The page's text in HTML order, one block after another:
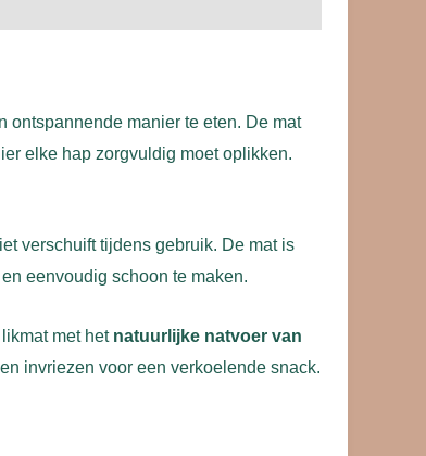
ontspannende manier te eten. De mat
elke hap zorgvuldig moet oplikken.
verschuift tijdens gebruik. De mat is
eenvoudig schoon te maken.
met het natuurlijke natvoer van
invriezen voor een verkoelende snack.